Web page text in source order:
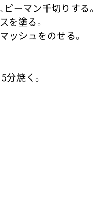
ーマン千切りする。
を塗る。
ッシュをのせる。
焼く。